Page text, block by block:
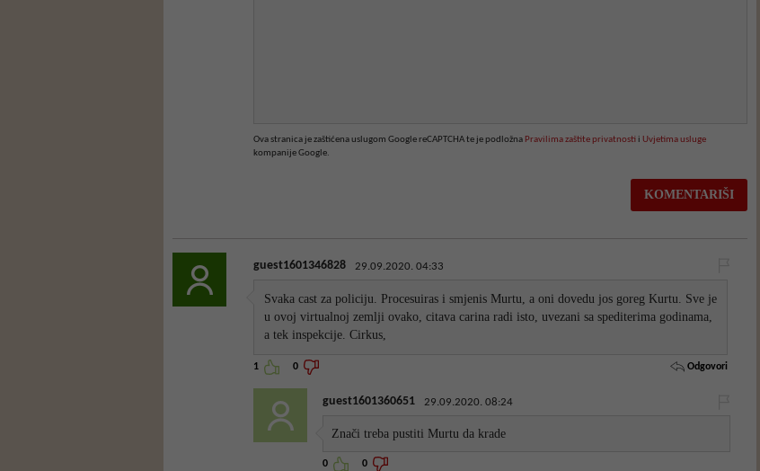
Ova stranica je zaštićena uslugom Google reCAPTCHA te je podložna Pravilima zaštite privatnostii Uvjetima usluge
kompanije Google.
guest1601346828 29.09.2020. 04:33
Svaka cast za policiju. Procesuiras i smjenis Murtu, a oni dovedu jos goreg Kurtu. Sve je
u ovoj virtualnoj zemlji ovako, citava carina radi isto, uvezani sa spediterima godinama,
a tek inspekcije. Cirkus,
1 0 Odgovori
guest1601360651 29.09.2020. 08:24
Znači treba pustiti Murtu da krade
0 0